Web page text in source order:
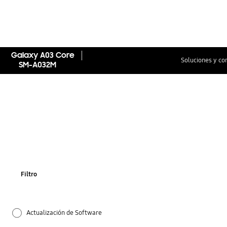
Galaxy A03 Core
SM-A032M
Soluciones y
Filtro
Actualización de Software